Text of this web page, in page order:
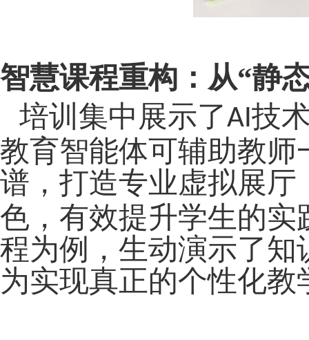
智慧课程重构：从“静
培训集中展示了AI技
教育智能体可辅助教
谱，打造专业虚拟展厅
色，有效提升学生的
程为例，生动演示了知
为实现真正的个性化教